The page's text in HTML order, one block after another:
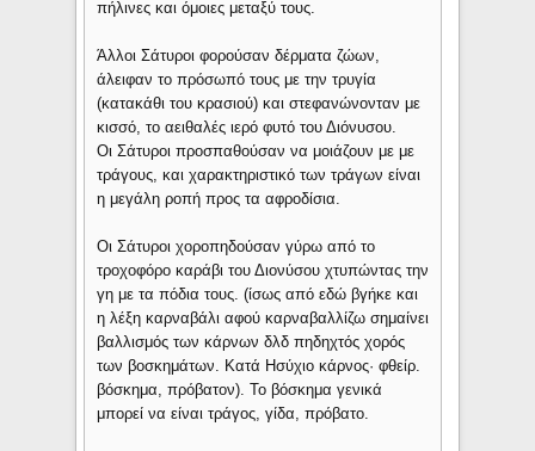
πήλινες και όμοιες μεταξύ τους.
Άλλοι Σάτυροι φορούσαν δέρματα ζώων,
άλειφαν το πρόσωπό τους με την τρυγία
(κατακάθι του κρασιού) και στεφανώνονταν με
κισσό, το αειθαλές ιερό φυτό του Διόνυσου.
Οι Σάτυροι προσπαθούσαν να μοιάζουν με με
τράγους, και χαρακτηριστικό των τράγων είναι
η μεγάλη ροπή προς τα αφροδίσια.
Οι Σάτυροι χοροπηδούσαν γύρω από το
τροχοφόρο καράβι του Διονύσου χτυπώντας την
γη με τα πόδια τους. (ίσως από εδώ βγήκε και
η λέξη καρναβάλι αφού καρναβαλλίζω σημαίνει
βαλλισμός των κάρνων δλδ πηδηχτός χορός
των βοσκημάτων. Κατά Ησύχιο κάρνος· φθείρ.
βόσκημα, πρόβατον). Το βόσκημα γενικά
μπορεί να είναι τράγος, γίδα, πρόβατο.